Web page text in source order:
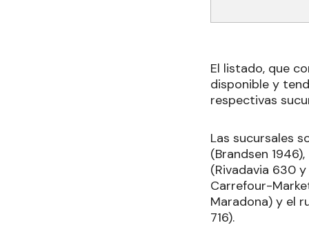
El listado, que
disponible y
respectivas
Las sucursales
(Brandsen
(Rivadavia 630
Carrefour-
Maradona) y el
716).